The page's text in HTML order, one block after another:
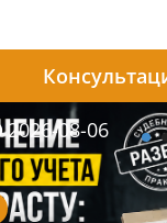
06
08-04
2026-08-06
2026-07-30